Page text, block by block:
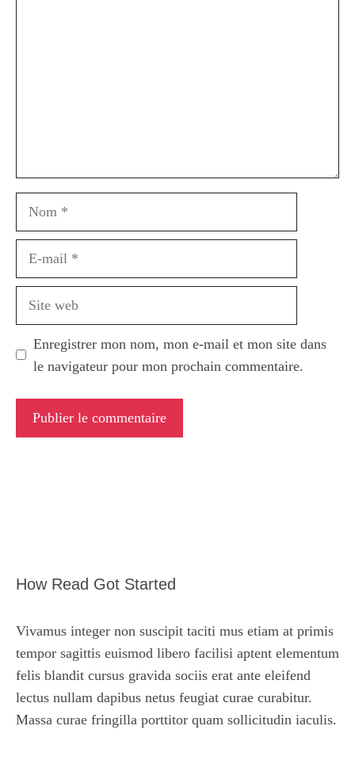
Enregistrer mon nom, mon e-mail et mon site dans
le navigateur pour mon prochain commentaire.
How Read Got Started
Vivamus integer non suscipit taciti mus etiam at primis
tempor sagittis euismod libero facilisi aptent elementum
felis blandit cursus gravida sociis erat ante eleifend
lectus nullam dapibus netus feugiat curae curabitur.
Massa curae fringilla porttitor quam sollicitudin iaculis.